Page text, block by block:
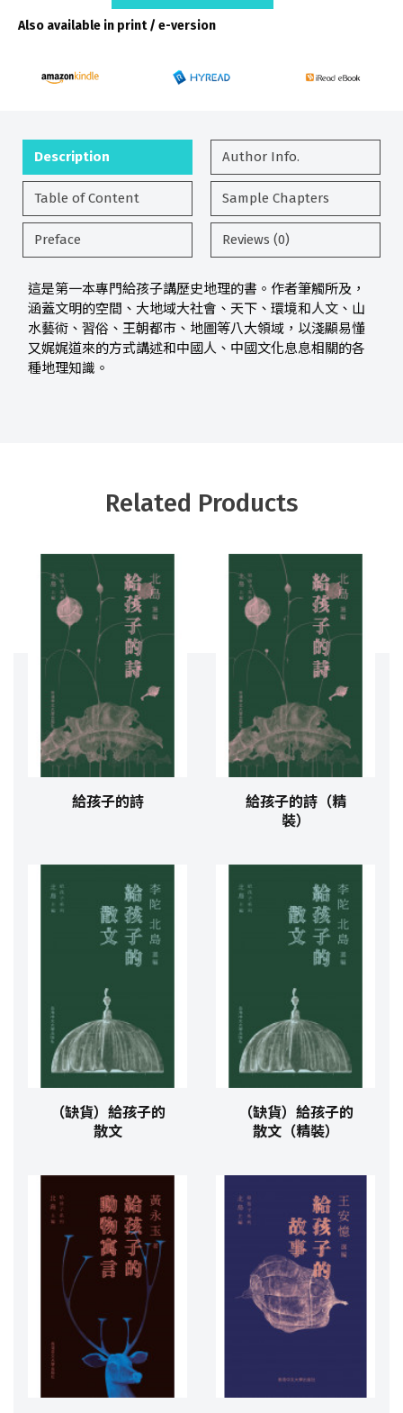
Also available in print / e-version
Description Author Info.
Table of Content Sample Chapters
Preface Reviews (0)
這是第一本專門給孩子講歷史地理的書。作者筆觸所及，
涵蓋文明的空間、大地域大社會、天下、環境和人文、山
水藝術、習俗、王朝都市、地圖等八大領域，以淺顯易懂
又娓娓道來的方式講述和中國人、中國文化息息相關的各
種地理知識。
Related Products
給孩子的詩
給孩子的詩（精
裝）
（缺貨）給孩子的
散文
（缺貨）給孩子的
散文（精裝）